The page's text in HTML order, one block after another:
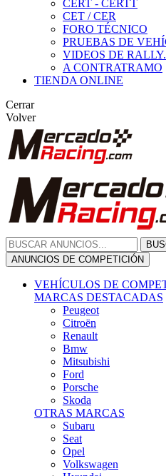
CERT - CERTT
CET / CER
FORO TÉCNICO
PRUEBAS DE
VIDEOS DE RALLY.
A CONTRATRAMO
TIENDA ONLINE
Cerrar
Volver
ANUNCIOS DE COMPETICIÓN
VEHÍCULOS DE
MARCAS DESTACADAS
Peugeot
Citroën
Renault
Bmw
Mitsubishi
Ford
Porsche
Skoda
OTRAS MARCAS
Subaru
Seat
Opel
Volkswagen